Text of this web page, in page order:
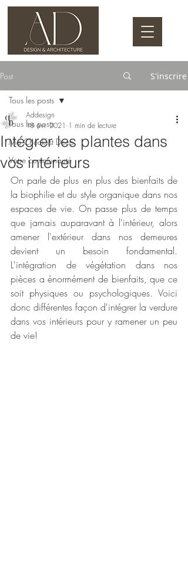
Post S'inscrire
Tous les posts
Ma Checklist Déco
Votre communauté
Tous les posts
Intégrer les plantes dans
vos intérieurs
Addesign
18 avr. 2021 1 min de lecture
On parle de plus en plus des bienfaits de
la biophilie et du style organique dans nos
espaces de vie. On passe plus de temps
que jamais auparavant à l'intérieur, alors
amener l'extérieur dans nos demeures
devient un besoin fondamental.
L'intégration de végétation dans nos
pièces a énormément de bienfaits, que ce
soit physiques ou psychologiques. Voici
donc différentes façon d'intégrer la verdure
dans vos intérieurs pour y ramener un peu
de vie!